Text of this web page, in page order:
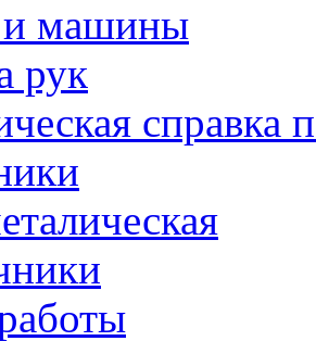
и машины
рук
справка